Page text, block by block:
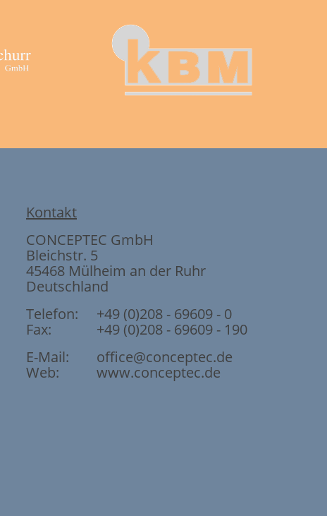
Kontakt
CONCEPTEC GmbH
Bleichstr. 5
45468 Mülheim an der Ruhr
Deutschland
Telefon:
+49 (0)208 - 69609 - 0
Fax:
+49 (0)208 - 69609 - 190
E-Mail:
office@conceptec.de
Web:
www.conceptec.de